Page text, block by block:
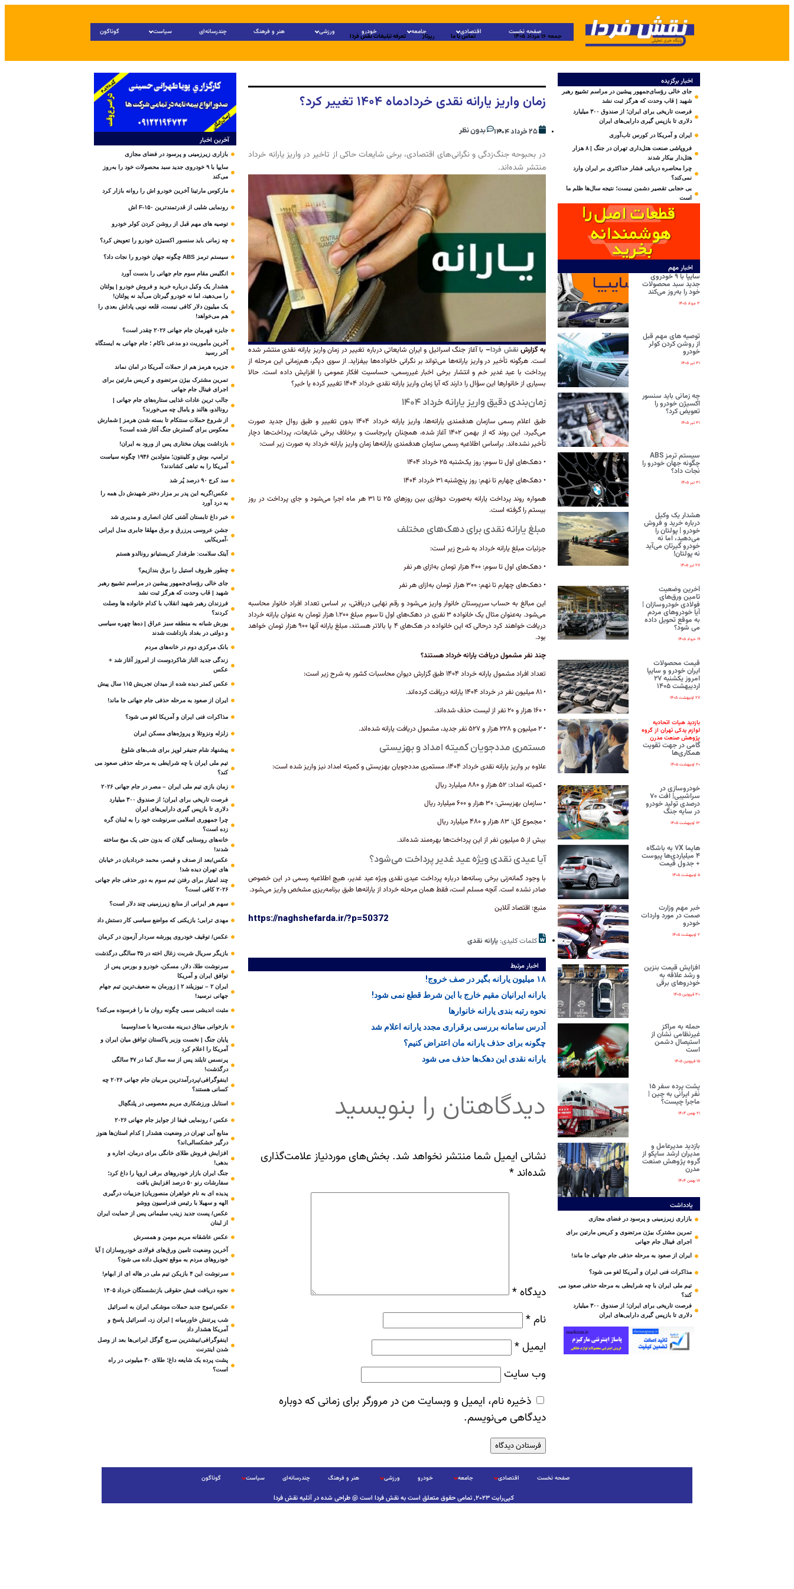
صفحه نخست اقتصادی جامعه خودرو ورزشی هنر و فرهنگ چندرسانه‌ای سیاست گوناگون
جمعه ۱۶ مرداد ۱۴۰۵ تماس با ما رپرتاژ تعرفه تبلیغات نقش فردا
اخبار برگزیده
جای خالی رؤسای‌جمهور پیشین در مراسم تشییع رهبر
شهید | قاب وحدت که هرگز ثبت نشد
فرصت تاریخی برای ایران؛ از صندوق ۳۰۰ میلیارد
دلاری تا بازپس گیری دارایی‌های ایران
ایران و آمریکا در کورس تاب‌آوری
فروپاشی صنعت هتل‌داری تهران در جنگ | ۸ هزار
هتل‌دار بیکار شدند
چرا محاصره دریایی فشار حداکثری بر ایران وارد
نمی‌کند؟
بی‌ حجابی تقصیر دشمن نیست؛ نتیجه سال‌ها ظلم ما
است
اخبار مهم
سایپا با ۹ خودروی
جدید سبد محصولات
خود را به‌روز می‌کند
۳ مرداد ۱۴۰۵
توصیه های مهم قبل
از روشن کردن کولر
خودرو
۳۱ تیر ۱۴۰۵
چه زمانی باید سنسور
اکسیژن خودرو را
تعویض کرد؟
۳۱ تیر ۱۴۰۵
سیستم ترمز ABS
چگونه جهان خودرو را
نجات داد؟
۳۱ تیر ۱۴۰۵
هشدار یک وکیل
درباره خرید و فروش
خودرو | پولتان را
می‌دهید، اما نه
خودرو گیرتان می‌آید
نه پولتان!
۲۷ تیر ۱۴۰۵
آخرین وضعیت
تامین ورق‌های
فولادی خودروسازان |
آیا خودروهای مردم
به موقع تحویل داده
می شود؟
۱۹ خرداد ۱۴۰۵
قیمت محصولات
ایران‌ خودرو و سایپا
امروز یکشنبه ۲۷
اردیبهشت ۱۴۰۵
۲۷ اردیبهشت ۱۴۰۵
بازدید هیات اتحادیه
لوازم یدکی تهران از گروه
پژوهش صنعت مدرن
گامی در جهت تقویت
همکاری‌ها
۲۰ اردیبهشت ۱۴۰۵
خودروسازی در
سراشیبی| افت ۷۰
درصدی تولید خودرو
در سایه جنگ
۱۳ اردیبهشت ۱۴۰۵
هایما ۷X به باشگاه
۴ میلیاردی‌ها پیوست
+ جدول قیمت
۵ اردیبهشت ۱۴۰۵
خبر مهم وزارت
صمت در مورد واردات
خودرو
۲ اردیبهشت ۱۴۰۵
افزایش قیمت بنزین
و رشد علاقه به
خودروهای برقی
۳۰ فروردین ۱۴۰۵
حمله به مراکز
غیرنظامی نشان از
استیصال دشمن
است
۱۵ فروردین ۱۴۰۵
پشت پرده سفر ۱۵
نفر ایرانی‌ به چین |
ماجرا چیست؟
۲۱ بهمن ۱۴۰۴
بازدید مدیرعامل و
مدیران ارشد ساپکو از
گروه پژوهش صنعت
مدرن
۱۸ بهمن ۱۴۰۴
یادداشت
بازاری زیرزمینی و پرسود در فضای مجازی
تمرین مشترک بیژن مرتضوی و کریس مارتین برای
اجرای فینال جام جهانی
ایران از صعود به مرحله حذفی جام جهانی جا ماند!
مذاکرات فنی ایران و آمریکا لغو می شود؟
تیم ملی ایران با چه شرایطی به مرحله حذفی صعود می
کند؟
فرصت تاریخی برای ایران؛ از صندوق ۳۰۰ میلیارد
دلاری تا بازپس گیری دارایی‌های ایران
زمان واریز یارانه نقدی خردادماه ۱۴۰۴ تغییر کرد؟
۲۵ خرداد ۱۴۰۴ بدون نظر
در بحبوحه جنگ‌زدگی و نگرانی‌های اقتصادی، برخی شایعات حاکی از تاخیر در واریز یارانه خرداد
منتشر شده‌اند.
به گزارش نقش فردا–با آغاز جنگ اسرائیل و ایران شایعاتی درباره تغییر در زمان واریز یارانه نقدی منتشر شده
است. هرگونه تأخیر در واریز یارانه‌ها می‌تواند بر نگرانی خانواده‌ها بیفزاید. از سوی دیگر، هم‌زمانی این مرحله از
پرداخت با عید غدیر خم و انتشار برخی اخبار غیررسمی، حساسیت افکار عمومی را افزایش داده است. حالا
بسیاری از خانوار‌ها این سؤال را دارند که آیا زمان واریز یارانه نقدی خرداد ۱۴۰۴ تغییر کرده یا خیر؟
زمان‌بندی دقیق واریز یارانه خرداد ۱۴۰۴
طبق اعلام رسمی سازمان هدفمندی یارانه‌ها، واریز یارانه خرداد ۱۴۰۴ بدون تغییر و طبق روال جدید صورت
می‌گیرد. این روند که از بهمن ۱۴۰۲ آغاز شده، همچنان پابرجاست و برخلاف برخی شایعات، پرداخت‌ها دچار
تأخیر نشده‌اند. براساس اطلاعیه رسمی سازمان هدفمندی یارانه‌ها زمان واریز یارانه خرداد به صورت زیر است:
• دهک‌های اول تا سوم: روز یک‌شنبه ۲۵ خرداد ۱۴۰۴
• دهک‌های چهارم تا نهم: روز پنج‌شنبه ۳۱ خرداد ۱۴۰۴
همواره روند پرداخت یارانه به‌صورت دوفازی بین روز‌های ۲۵ تا ۳۱ هر ماه اجرا می‌شود و جای پرداخت در روز
بیستم را گرفته است.
مبلغ یارانه نقدی برای دهک‌های مختلف
جزئیات مبلغ یارانه خرداد به شرح زیر است:
• دهک‌های اول تا سوم: ۴۰۰ هزار تومان به‌ازای هر نفر
• دهک‌های چهارم تا نهم: ۳۰۰ هزار تومان به‌ازای هر نفر
این مبالغ به حساب سرپرستان خانوار واریز می‌شود و رقم نهایی دریافتی، بر اساس تعداد افراد خانوار محاسبه
می‌شود. به‌عنوان مثال یک خانواده ۳ نفری در دهک‌های اول تا سوم مبلغ ۱.۲۰۰ هزار تومان به عنوان یارانه خرداد
دریافت خواهند کرد درحالی که این خانواده در هک‌های ۴ یا بالاتر هستند، مبلغ یارانه آنها ۹۰۰ هزار تومان خواهد
بود.
چند نفر مشمول دریافت یارانه خرداد هستند؟
تعداد افراد مشمول یارانه خرداد ۱۴۰۴ طبق گزارش دیوان محاسبات کشور به شرح زیر است:
• ۸۱ میلیون نفر در خرداد ۱۴۰۴ یارانه دریافت کرده‌اند.
• ۱۶۰ هزار و ۲۰ نفر از لیست حذف شده‌اند.
• ۲ میلیون و ۲۲۸ هزار و ۵۲۷ نفر جدید، مشمول دریافت یارانه شده‌اند.
مستمری مددجویان کمیته امداد و بهزیستی
علاوه بر واریز یارانه نقدی خرداد ۱۴۰۴، مستمری مددجویان بهزیستی و کمیته امداد نیز واریز شده است:
• کمیته امداد: ۵۲ هزار و ۸۸۰ میلیارد ریال
• سازمان بهزیستی: ۳۰ هزار و ۶۰۰ میلیارد ریال
• مجموع کل: ۸۳ هزار و ۴۸۰ میلیارد ریال
بیش از ۵ میلیون نفر از این پرداخت‌ها بهره‌مند شده‌اند.
آیا عیدی نقدی ویژه عید غدیر پرداخت می‌شود؟
با وجود گمانه‌زنی برخی رسانه‌ها درباره پرداخت عیدی نقدی ویژه عید غدیر، هیچ اطلاعیه رسمی در این خصوص
صادر نشده است. آنچه مسلم است، فقط همان مرحله خرداد از یارانه‌ها طبق برنامه‌ریزی مشخص واریز می‌شود.
منبع: اقتصاد آنلاین
https://naghshefarda.ir/?p=50372
کلمات کلیدی: یارانه نقدی
اخبار مرتبط
۱۸ میلیون یارانه بگیر در صف خروج!
یارانه ایرانیان مقیم خارج با این شرط قطع نمی شود!
نحوه رتبه بندی یارانه خانوار‌ها
آدرس سامانه بررسی برقراری مجدد یارانه اعلام شد
چگونه برای حذف یارانه مان اعتراض کنیم؟
یارانه نقدی این دهک‌ها حذف می شود
دیدگاهتان را بنویسید
نشانی ایمیل شما منتشر نخواهد شد. بخش‌های موردنیاز علامت‌گذاری
شده‌اند*
دیدگاه*
نام*
ایمیل*
وب‌ سایت
ذخیره نام، ایمیل و وبسایت من در مرورگر برای زمانی که دوباره
دیدگاهی می‌نویسم.
آخرین اخبار
بازاری زیرزمینی و پرسود در فضای مجازی
سایپا با ۹ خودروی جدید سبد محصولات خود را به‌روز
می‌کند
مارکوس مارتینا آخرین خودرو اش را روانه بازار کرد
رونمایی شلبی از قدرتمندترین F-۱۵۰ اش
توصیه های مهم قبل از روشن کردن کولر خودرو
چه زمانی باید سنسور اکسیژن خودرو را تعویض کرد؟
سیستم ترمز ABS چگونه جهان خودرو را نجات داد؟
انگلیس مقام سوم جام‌ جهانی را بدست آورد
هشدار یک وکیل درباره خرید و فروش خودرو | پولتان
را می‌دهید، اما نه خودرو گیرتان می‌آید نه پولتان!
یک میلیون دلار کافی نیست، قلعه‌ نویی پاداش بعدی را
هم می‌خواهد!
جایزه قهرمان جام جهانی ۲۰۲۶ چقدر است؟
آخرین مأموریت دو مدعی ناکام ؛ جام جهانی به ایستگاه
آخر رسید
جزیره هرمز هم از حملات آمریکا در امان نماند
تمرین مشترک بیژن مرتضوی و کریس مارتین برای
اجرای فینال جام جهانی
جالب ترین عادات غذایی ستاره‌های جام جهانی |
رونالدو، هالند و یامال چه می‌خورند؟
از شروع حملات سنتکام تا بسته شدن هرمز | شمارش
معکوس برای گسترش جنگ آغاز شده است؟
بازداشت پویان مختاری پس از ورود به ایران!
ترامپ، بوش و کلینتون؛ متولدین ۱۹۴۶ چگونه سیاست
آمریکا را به تباهی کشاندند؟
سد کرج ۹۰ درصد پُر شد
عکس/گریه این پدر بر مزار دختر شهیدش دل همه را
به درد آورد
خبر داغ تابستان آشتی کنان انصاری و مدیری شد
جشن عروسی پرزرق و برق مهلقا جابری مدل ایرانی
-آمریکایی
آیتک سلامت: طرفدار کریستیانو رونالدو هستم
چطور ظروف استیل را برق بندازیم؟
جای خالی رؤسای‌جمهور پیشین در مراسم تشییع رهبر
شهید | قاب وحدت که هرگز ثبت نشد
فرزندان رهبر شهید انقلاب با کدام خانواده ها وصلت
کردند؟
یورش شبانه به منطقه سبز عراق | ده‌ها چهره سیاسی
و دولتی در بغداد بازداشت شدند
بانک مرکزی دوم در خانه‌های مردم
زندگی جدید الناز شاکردوست از امروز آغاز شد +
عکس
عکس کمتر دیده شده از میدان تجریش ۱۱۵ سال پیش
ایران از صعود به مرحله حذفی جام جهانی جا ماند!
مذاکرات فنی ایران و آمریکا لغو می شود؟
زلزله ونزوئلا و پروژه‌های مسکن ایران
پیشنهاد شام جنیفر لوپز برای شب‌های شلوغ
تیم ملی ایران با چه شرایطی به مرحله حذفی صعود می
کند؟
زمان بازی تیم ملی ایران – مصر در جام جهانی ۲۰۲۶
فرصت تاریخی برای ایران؛ از صندوق ۳۰۰ میلیارد
دلاری تا بازپس گیری دارایی‌های ایران
چرا جمهوری اسلامی سرنوشت خود را به لبنان گره
زده است؟
خانه‌های روستایی گیلان که بدون حتی یک میخ ساخته
شدند!
عکس/بعد از صدف و قیصر، محمد خردادیان در خیابان
های تهران دیده شد!
چند امتیاز برای رفتن تیم سوم به دور حذفی جام جهانی
۲۰۲۶ کافی است؟
سهم هر ایرانی از منابع زیرزمینی چند دلار است؟
مهدی ترابی؛ بازیکنی که مواضع سیاسی‌ کار دستش داد
عکس/ توقیف خودروی پورشه سردار آزمون در کرمان
بازیگر سریال شربت زغال‌ اخته در ۳۵ سالگی درگذشت
سرنوشت طلا، دلار، مسکن، خودرو و بورس پس از
توافق ایران و آمریکا
ایران ۲ – نیوزیلند ۲ | زورمان به ضعیف‌ترین تیم جهام
جهانی نرسید!
مثبت‌ اندیشی سمی چگونه روان ما را فرسوده می‌کند؟
بازخوانی میثاق دیرینه مفت‌برها با صداوسیما
پایان جنگ | نخست وزیر پاکستان توافق میان ایران و
آمریکا را اعلام کرد
پرنسس تایلند پس از سه سال کما در ۴۷ سالگی
درگذشت!
اینفوگرافی/پردرآمدترین مربیان جام جهانی ۲۰۲۶ چه
کسانی هستند؟
استایل ورزشکاری مریم معصومی در پلنگچال
عکس / رونمایی فیفا از جوایز جام جهانی ۲۰۲۶
منابع آبی تهران در وضعیت هشدار | کدام استان‌ها هنوز
درگیر خشکسالی‌اند؟
افزایش فروش طلای خانگی برای درمان، اجاره و
بدهی!
جنگ ایران بازار خودروهای برقی اروپا را داغ کرد؛
سفارشات رنو ۵۰ درصد افزایش یافت
پدیده ای به نام خواهران منصوریان| جزییات درگیری
الهه و سهیلا با رئیس فدراسیون ووشو
عکس/ پست جدید زینب سلیمانی پس از حمایت ایران
از لبنان
عکس عاشقانه مریم مومن و همسرش
آخرین وضعیت تامین ورق‌های فولادی خودروسازان | آیا
خودروهای مردم به موقع تحویل داده می شود؟
سرنوشت این ۴ بازیکن تیم ملی در هاله ای از ابهام!
نحوه دریافت فیش حقوقی بازنشستگان خرداد ۱۴۰۵
عکس/موج جدید حملات موشکی ایران به اسرائیل
شب پرتنش خاورمیانه | ایران زد، اسرائیل پاسخ و
آمریکا هشدار داد
اینفوگرافی/بیشترین سرچ گوگل ایرانی‌ها بعد از وصل
شدن اینترنت
پشت پرده یک شایعه داغ؛ طلای ۳۰ میلیونی در راه
است؟
صفحه نخست اقتصادی جامعه خودرو ورزشی هنر و فرهنگ چندرسانه‌ای سیاست گوناگون
کپی‌رایت ۲۰۲۳, تمامی حقوق متعلق است به نقش فردا است @ طراحی شده در آتلیه نقش فردا